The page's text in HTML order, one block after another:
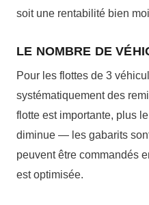
soit une rentabilité bien
LE NOMBRE DE
Pour les flottes de 3
systématiquement des
flotte est importante, plus
diminue — les gabarits
peuvent être commandés
est optimisée.